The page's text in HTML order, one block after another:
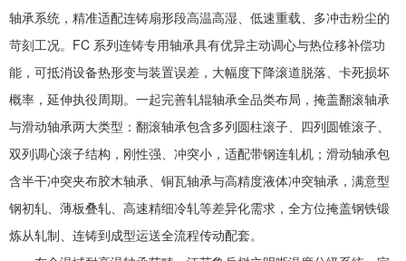
轴承系统，精准适配连铸扇形段高温高湿、低速重载、多冲击粉尘的
苛刻工况。FC 系列连铸专用轴承具有优异主动调心与热位移补偿功
能，可抵消设备热形变与装置误差，大幅度下降滚道脱落、卡死损坏
概率，延伸执役周期。一起完善轧辊轴承全品类布局，掩盖翻滚轴承
与滑动轴承两大类型：翻滚轴承包含多列圆柱滚子、四列圆锥滚子、
双列调心滚子结构，刚性强、冲突小，适配带钢连轧机；滑动轴承包
含半干冲突夹布胶木轴承、铜瓦轴承与高精度液体冲突轴承，满意型
钢初轧、薄板叠轧、高速精细冷轧等差异化需求，全方位掩盖钢铁锻
炼从轧制、连铸到成型运送全流程传动配套。